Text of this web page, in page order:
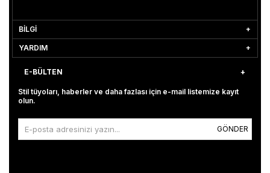
BİLGİ
YARDIM
E-BÜLTEN
Stil tüyoları, haberler ve daha fazlası için e-mail listemize kayıt
olun.
GÖNDER